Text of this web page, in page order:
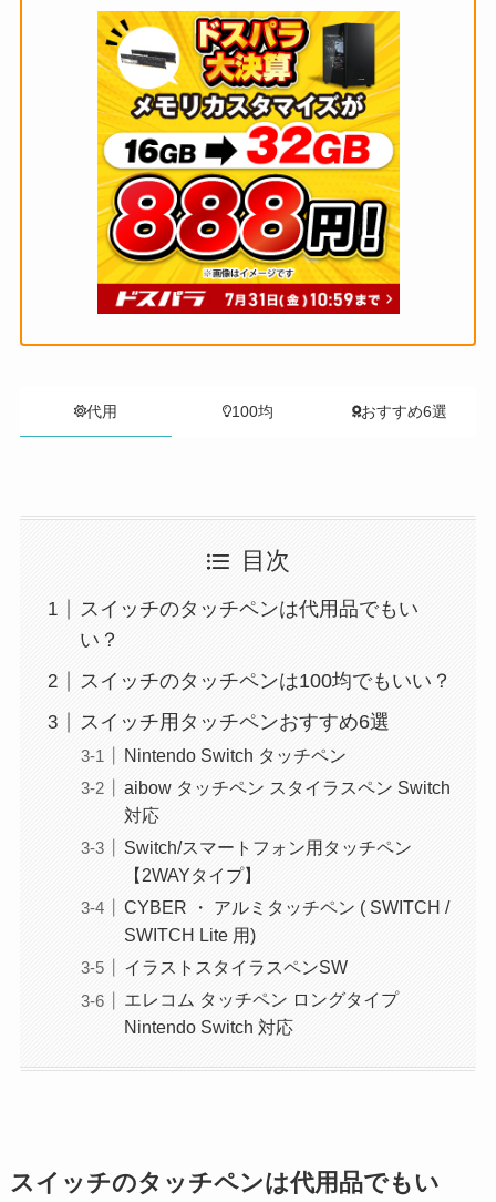
代用 100均 おすすめ6選
目次
スイッチのタッチペンは代用品でもい
い？
スイッチのタッチペンは100均でもいい？
スイッチ用タッチペンおすすめ6選
Nintendo Switch タッチペン
aibow タッチペン スタイラスペン Switch
対応
Switch/スマートフォン用タッチペン
【2WAYタイプ】
CYBER ・ アルミタッチペン ( SWITCH /
SWITCH Lite 用)
イラストスタイラスペンSW
エレコム タッチペン ロングタイプ
Nintendo Switch 対応
スイッチのタッチペンは代用品でもい